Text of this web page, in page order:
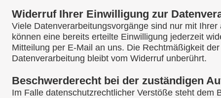
Widerruf Ihrer Einwilligung zur
Viele Datenverarbeitungsvorgänge sind nur mit
können eine bereits erteilte Einwilligung jederzeit
Mitteilung per E-Mail an uns. Die Rechtmäßigkeit
Datenverarbeitung bleibt vom Widerruf unberührt.
Beschwerderecht bei der zuständigen
Im Falle datenschutzrechtlicher Verstöße steht dem